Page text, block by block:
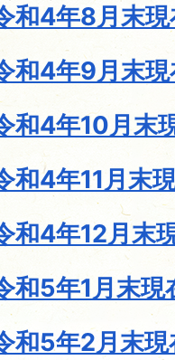
和4年8月末
和4年9月末
和4年10月末
和4年11月末
和4年12月末
和5年1月末現
和5年2月末